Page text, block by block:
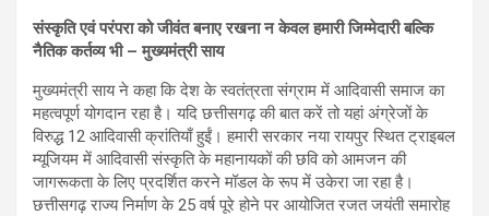
संस्कृति एवं परंपरा को जीवंत बनाए रखना न केवल हमारी जिम्मेदारी बल्कि
नैतिक कर्तव्य भी – मुख्यमंत्री साय
मुख्यमंत्री साय ने कहा कि देश के स्वतंत्रता संग्राम में आदिवासी समाज का
महत्वपूर्ण योगदान रहा है। यदि छत्तीसगढ़ की बात करें तो यहां अंग्रेजों के
विरुद्ध 12 आदिवासी क्रांतियाँ हुईं। हमारी सरकार नया रायपुर स्थित ट्राइबल
म्यूजियम में आदिवासी संस्कृति के महानायकों की छवि को आमजन की
जागरूकता के लिए प्रदर्शित करने मॉडल के रूप में उकेरा जा रहा है।
छत्तीसगढ़ राज्य निर्माण के 25 वर्ष पूरे होने पर आयोजित रजत जयंती समारोह